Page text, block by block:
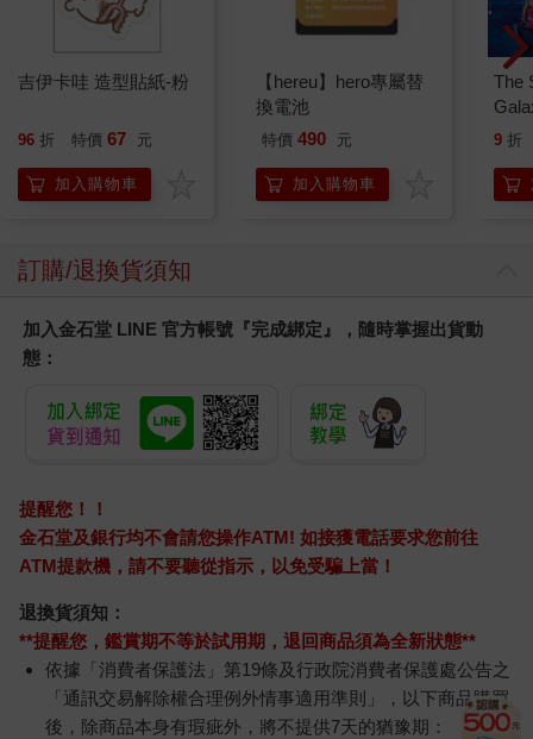
吉伊卡哇 造型貼紙-粉
96 折 特價 67 元
加入購物車
【hereu】hero專屬替
換電池
特價 490 元
加入購物車
The
9 折
訂購/退換貨須知
加入金石堂 LINE 官方帳號『完成綁定』，隨時掌握出貨動
態：
提醒您！！
金石堂及銀行均不會請您操作ATM! 如接獲電話要求您前往
ATM提款機，請不要聽從指示，以免受騙上當！
退換貨須知：
**提醒您，鑑賞期不等於試用期，退回商品須為全新狀態**
依據「消費者保護法」第19條及行政院消費者保護處公告之
「通訊交易解除權合理例外情事適用準則」，以下商品購買
後，除商品本身有瑕疵外，將不提供7天的猶豫期：